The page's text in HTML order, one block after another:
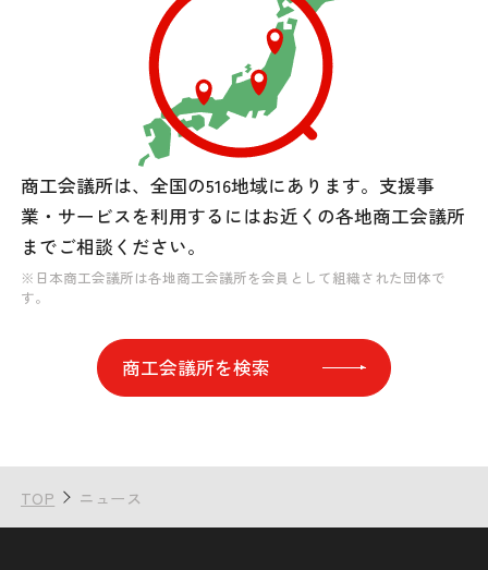
商工会議所は、全国の516地域にあります。 支援事
業・サービスを利用するにはお近くの各地商工会議所
までご相談ください。
※日本商工会議所は各地商工会議所を会員として組織された団体で
す。
商工会議所を検索
TOP ニュース